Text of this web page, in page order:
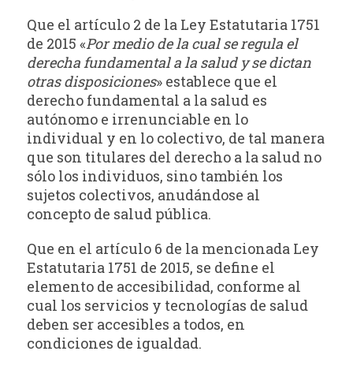
Que el artículo 2 de la Ley Estatutaria 1751
de 2015 «Por medio de la cual se regula el
derecha fundamental a la salud y se dictan
otras disposiciones» establece que el
derecho fundamental a la salud es
autónomo e irrenunciable en lo
individual y en lo colectivo, de tal manera
que son titulares del derecho a la salud no
sólo los individuos, sino también los
sujetos colectivos, anudándose al
concepto de salud pública.
Que en el artículo 6 de la mencionada Ley
Estatutaria 1751 de 2015, se define el
elemento de accesibilidad, conforme al
cual los servicios y tecnologías de salud
deben ser accesibles a todos, en
condiciones de igualdad.